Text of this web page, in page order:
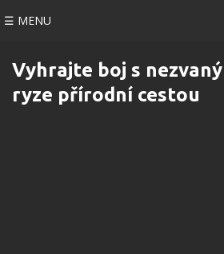
☰ MENU
Vyhrajte boj s
ryze přírodní cestou